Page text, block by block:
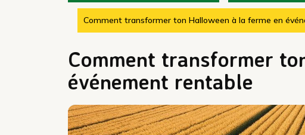
Comment transformer ton Halloween à la ferme en
Comment transformer
événement rentable